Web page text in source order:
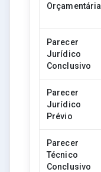
Orçamentária
Parecer
Jurídico
Conclusivo
Parecer
Jurídico
Prévio
Parecer
Técnico
Conclusivo